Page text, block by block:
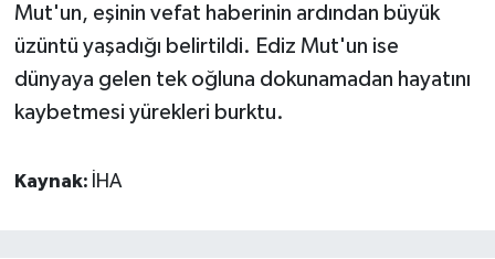
Mut'un, eşinin vefat haberinin ardından büyük
üzüntü yaşadığı belirtildi. Ediz Mut'un ise
dünyaya gelen tek oğluna dokunamadan hayatını
kaybetmesi yürekleri burktu.
Kaynak: İHA